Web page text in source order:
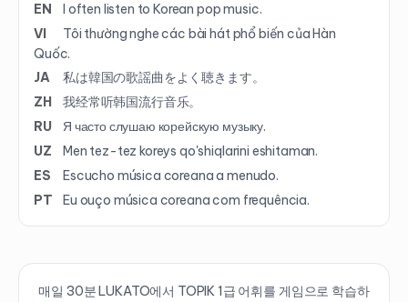
EN
I often listen to Korean pop music.
VI
Tôi thường nghe các bài hát phổ biến của Hàn
Quốc.
JA
私は韓国の歌謡曲をよく聴きます。
ZH
我经常听韩国流行音乐。
RU
Я часто слушаю корейскую музыку.
UZ
Men tez-tez koreys qo'shiqlarini eshitaman.
ES
Escucho música coreana a menudo.
PT
Eu ouço música coreana com frequência.
매일 30분 LUKATO에서 TOPIK 1급 어휘를 게임으로 학습하